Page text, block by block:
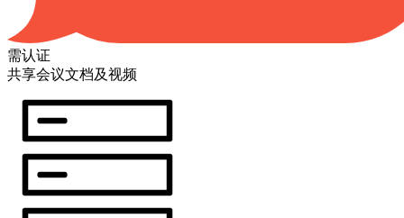
需认证
共享会议文档及视频